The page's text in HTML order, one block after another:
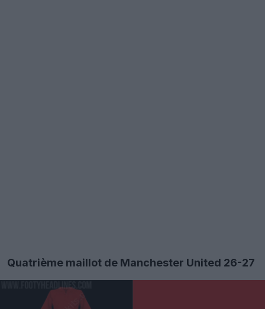
Quatrième maillot de Manchester United 26-27